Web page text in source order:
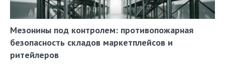
Мезонины под контролем: противопожарная
безопасность складов маркетплейсов и
ритейлеров